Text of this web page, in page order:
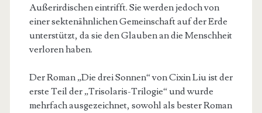
Außerirdischen eintrifft. Sie werden jedoch von
einer sektenähnlichen Gemeinschaft auf der Erde
unterstützt, da sie den Glauben an die Menschheit
verloren haben.
Der Roman „Die drei Sonnen“ von Cixin Liu ist der
erste Teil der „Trisolaris-Trilogie“ und wurde
mehrfach ausgezeichnet, sowohl als bester Roman